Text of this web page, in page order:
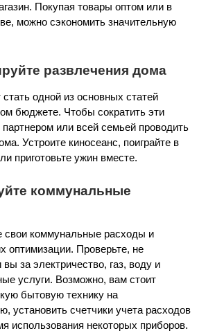
Покупая товары оптом или в
можно сэкономить значительную
развлечения дома
одной из основных статей
бюджете. Чтобы сократить эти
или всей семьей проводить
Устроите киносеанс, поиграйте в
приготовьте ужин вместе.
коммунальные
свои коммунальные расходы и
оптимизации. Проверьте, не
за электричество, газ, воду и
услуги. Возможно, вам стоит
бытовую технику на
установить счетчики учета расходов
использования некоторых приборов.